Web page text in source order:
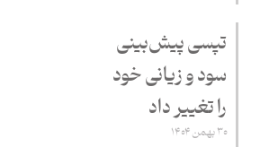
تپسی پیش‌بینی
سود و زیانی خود
را تغییر داد
۳۰ بهمن ۱۴۰۴